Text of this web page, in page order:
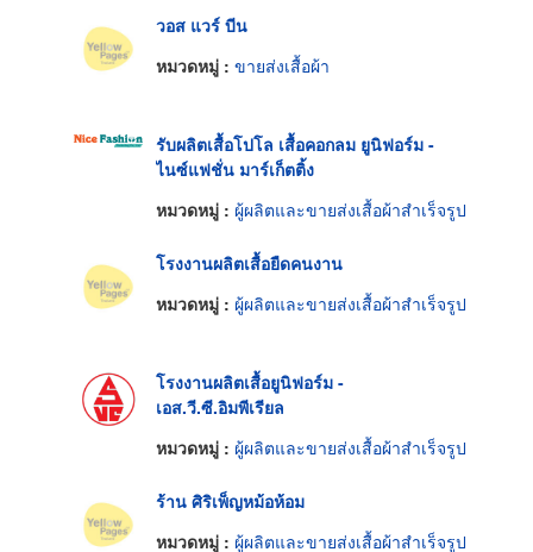
วอส แวร์ บีน
หมวดหมู่ : ขายส่งเสื้อผ้า
รับผลิตเสื้อโปโล เสื้อคอกลม ยูนิฟอร์ม -
ไนซ์แฟชั่น มาร์เก็ตติ้ง
หมวดหมู่ : ผู้ผลิตและขายส่งเสื้อผ้าสำเร็จรูป
โรงงานผลิตเสื้อยืดคนงาน
หมวดหมู่ : ผู้ผลิตและขายส่งเสื้อผ้าสำเร็จรูป
โรงงานผลิตเสื้อยูนิฟอร์ม -
เอส.วี.ซี.อิมพีเรียล
หมวดหมู่ : ผู้ผลิตและขายส่งเสื้อผ้าสำเร็จรูป
ร้าน ศิริเพ็ญหม้อห้อม
หมวดหมู่ : ผู้ผลิตและขายส่งเสื้อผ้าสำเร็จรูป